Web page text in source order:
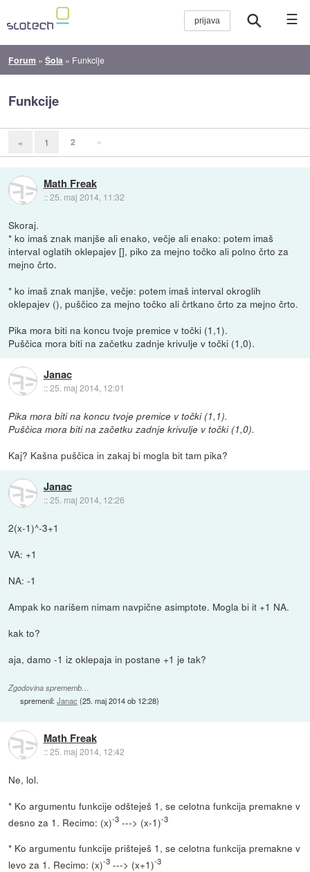
☰
Forum »Šola » Funkcije
Funkcije
« 1 2 »
Math Freak
::25. maj 2014, 11:32
Skoraj.
* ko imaš znak manjše ali enako, večje ali enako: potem imaš
interval oglatih oklepajev [], piko za mejno točko ali polno črto za
mejno črto.
* ko imaš znak manjše, večje: potem imaš interval okroglih
oklepajev (), puščico za mejno točko ali črtkano črto za mejno črto.
Pika mora biti na koncu tvoje premice v točki (1,1).
Puščica mora biti na začetku zadnje krivulje v točki (1,0).
Janac
::25. maj 2014, 12:01
Pika mora biti na koncu tvoje premice v točki (1,1).
Puščica mora biti na začetku zadnje krivulje v točki (1,0).
Kaj? Kašna puščica in zakaj bi mogla bit tam pika?
Janac
::25. maj 2014, 12:26
2(x-1)^-3+1
VA: +1
NA: -1
Ampak ko narišem nimam navpične asimptote. Mogla bi it +1 NA.
kak to?
aja, damo -1 iz oklepaja in postane +1 je tak?
Zgodovina sprememb…
spremenil:Janac (25. maj 2014 ob 12:28)
Math Freak
::25. maj 2014, 12:42
Ne, lol.
* Ko argumentu funkcije odšteješ 1, se celotna funkcija premakne v
desno za 1. Recimo: (x)-3 ---> (x-1)-3
* Ko argumentu funkcije prišteješ 1, se celotna funkcija premakne v
levo za 1. Recimo: (x)-3 ---> (x+1)-3